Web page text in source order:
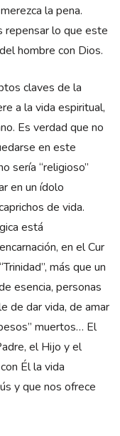
la pena.
repensar lo que este
hombre con Dios.
claves de la
a la vida espiritual,
Es verdad que no
en este
sería “religioso”
en un ídolo
de vida.
está
en el Cur
más que un
esencia, personas
de dar vida, de amar
muertos… El
el Hijo y el
Él la vida
y que nos ofrece